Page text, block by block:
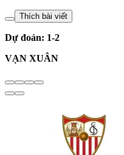
Thích bài viết
Dự đoán: 1-2
VẠN XUÂN